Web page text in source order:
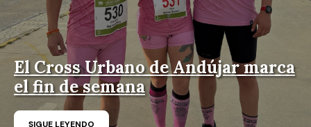
El Cross Urbano de Andújar marca
el fin de semana
SIGUE LEYENDO